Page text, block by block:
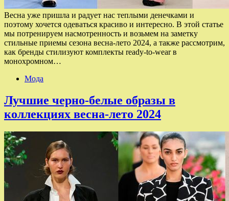
Весна уже пришла и радует нас теплыми денечками и
поэтому хочется одеваться красиво и интересно. В этой статье
мы потренируем насмотренность и возьмем на заметку
стильные приемы сезона весна-лето 2024, а также рассмотрим,
как бренды стилизуют комплекты ready-to-wear в
монохромном…
Мода
Лучшие черно-белые образы в
коллекциях весна-лето 2024